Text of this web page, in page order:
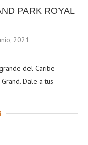
PARK ROYAL
2021
del Caribe
Dale a tus